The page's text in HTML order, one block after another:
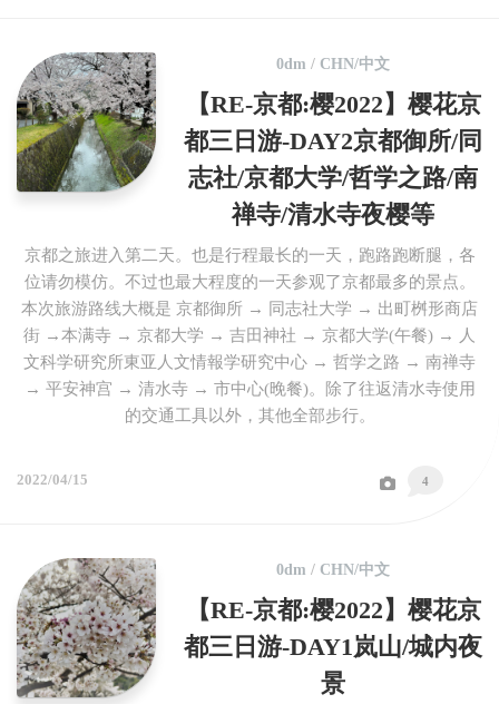
0dm / CHN/中文
【RE-京都:樱2022】樱花京
都三日游-DAY2京都御所/同
志社/京都大学/哲学之路/南
禅寺/清水寺夜樱等
京都之旅进入第二天。也是行程最长的一天，跑路跑断腿，各
位请勿模仿。不过也最大程度的一天参观了京都最多的景点。
本次旅游路线大概是 京都御所 → 同志社大学 → 出町桝形商店
街 →本满寺 → 京都大学 → 吉田神社 → 京都大学(午餐) → 人
文科学研究所東亚人文情報学研究中心 → 哲学之路 → 南禅寺
→ 平安神宫 → 清水寺 → 市中心(晚餐)。除了往返清水寺使用
的交通工具以外，其他全部步行。
4
2022/04/15
0dm / CHN/中文
【RE-京都:樱2022】樱花京
都三日游-DAY1岚山/城内夜
景